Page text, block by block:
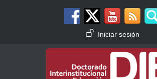
Menú de cuenta deIniciar sesión